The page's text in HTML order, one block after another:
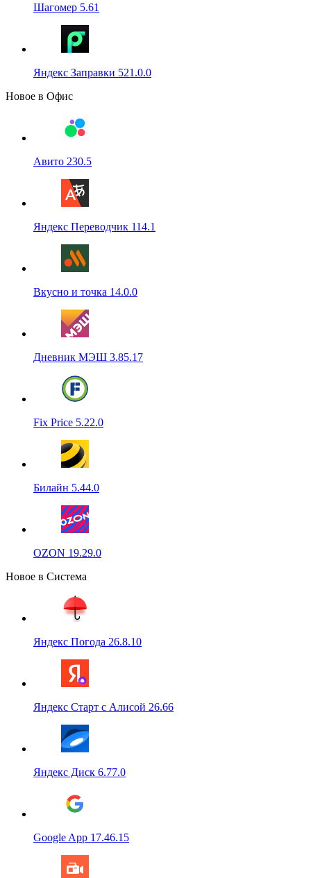
Шагомер 5.61
Яндекс Заправки 521.0.0
Новое в Офис
Авито 230.5
Яндекс Переводчик 114.1
Вкусно и точка 14.0.0
Дневник МЭШ 3.85.17
Fix Price 5.22.0
Билайн 5.44.0
OZON 19.29.0
Новое в Система
Яндекс Погода 26.8.10
Яндекс Старт с Алисой 26.66
Яндекс Диск 6.77.0
Google App 17.46.15